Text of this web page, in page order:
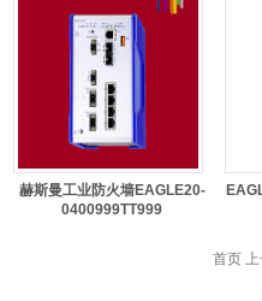
赫斯曼工业防火墙EAGLE20-
0400999TT999
首页